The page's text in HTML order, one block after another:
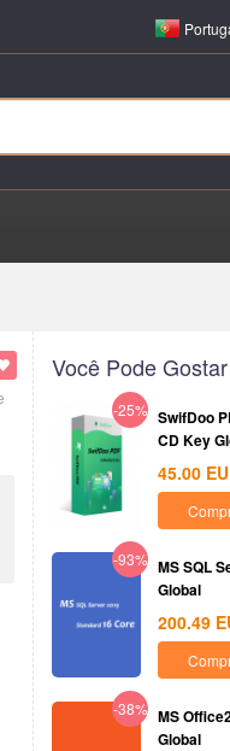
Você Pode Gostar
-25% SwifDoo
CD Key
45.00
-93% MS SQL
Global
200.49
-38% MS
Global